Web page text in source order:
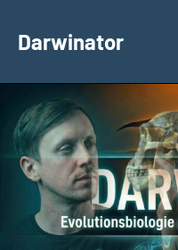
InhaltDarwinator
Evolutionsbiologie